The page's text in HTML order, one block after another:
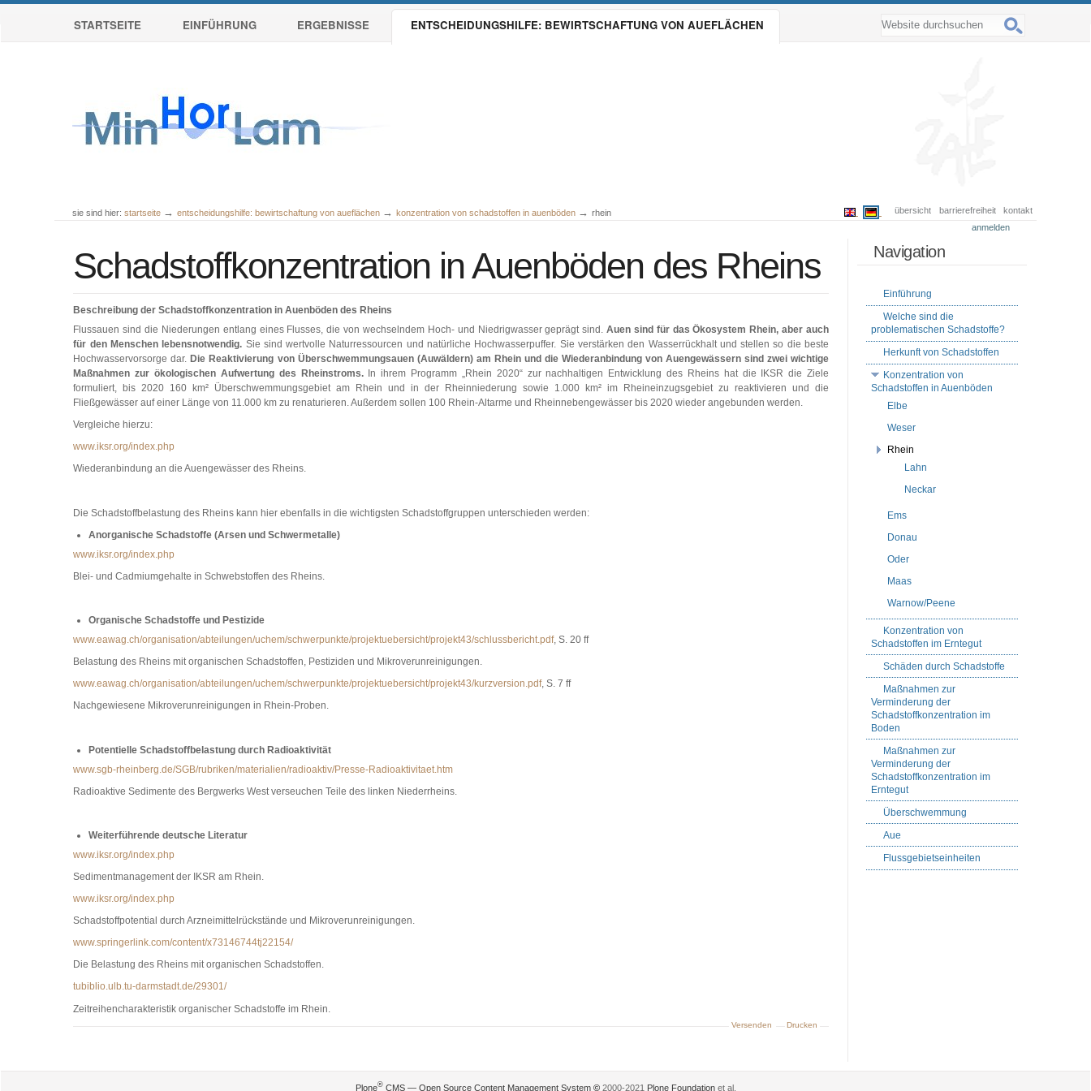
Direkt
website durchsuchen
STARTSEITE EINFÜHRUNG ERGEBNISSE ENTSCHEIDUNGSHILFE: BEWIRTSCHAFTUNG VON AUEFLÄCHEN
übersicht barrierefreiheit kontakt
sie sind hier: startseite →entscheidungshilfe: bewirtschaftung von aueflächen →konzentration von schadstoffen in auenböden →rhein
anmelden
Schadstoffkonzentration in Auenböden des Rheins
Beschreibung der Schadstoffkonzentration in Auenböden des Rheins
Flussauen sind die Niederungen entlang eines Flusses, die von wechselndem Hoch- und Niedrigwasser geprägt sind.Auen sind für das Ökosystem Rhein, aber auch
für den Menschen lebensnotwendig. Sie sind wertvolle Naturressourcen und natürliche Hochwasserpuffer. Sie verstärken den Wasserrückhalt und stellen so die beste
Hochwasservorsorge dar. Die Reaktivierung von Überschwemmungsauen (Auwäldern) am Rhein und die Wiederanbindung von Auengewässern sind zwei wichtige
Maßnahmen zur ökologischen Aufwertung des Rheinstroms.In ihrem Programm „Rhein 2020“ zur nachhaltigen Entwicklung des Rheins hat die IKSR die Ziele
formuliert, bis 2020 160 km² Überschwemmungsgebiet am Rhein und in der Rheinniederung sowie 1.000 km² im Rheineinzugsgebiet zu reaktivieren und die
Fließgewässer auf einer Länge von 11.000 km zu renaturieren. Außerdem sollen 100 Rhein-Altarme und Rheinnebengewässer bis 2020 wieder angebunden werden.
Vergleiche hierzu:
www.iksr.org/index.php
Wiederanbindung an die Auengewässer des Rheins.
Die Schadstoffbelastung des Rheins kann hier ebenfalls in die wichtigsten Schadstoffgruppen unterschieden werden:
Anorganische Schadstoffe (Arsen und Schwermetalle)
www.iksr.org/index.php
Blei- und Cadmiumgehalte in Schwebstoffen des Rheins.
Organische Schadstoffe und Pestizide
www.eawag.ch/organisation/abteilungen/uchem/schwerpunkte/projektuebersicht/projekt43/schlussbericht.pdf, S. 20 ff
Belastung des Rheins mit organischen Schadstoffen, Pestiziden und Mikroverunreinigungen.
www.eawag.ch/organisation/abteilungen/uchem/schwerpunkte/projektuebersicht/projekt43/kurzversion.pdf, S. 7 ff
Nachgewiesene Mikroverunreinigungen in Rhein-Proben.
Potentielle Schadstoffbelastung durch Radioaktivität
www.sgb-rheinberg.de/SGB/rubriken/materialien/radioaktiv/Presse-Radioaktivitaet.htm
Radioaktive Sedimente des Bergwerks West verseuchen Teile des linken Niederrheins.
Weiterführende deutsche Literatur
www.iksr.org/index.php
Sedimentmanagement der IKSR am Rhein.
www.iksr.org/index.php
Schadstoffpotential durch Arzneimittelrückstände und Mikroverunreinigungen.
www.springerlink.com/content/x73146744tj22154/
Die Belastung des Rheins mit organischen Schadstoffen.
tubiblio.ulb.tu-darmstadt.de/29301/
Zeitreihencharakteristik organischer Schadstoffe im Rhein.
Versenden Drucken
Navigation
Einführung
Welche sind die
problematischen Schadstoffe?
Herkunft von Schadstoffen
Konzentration von
Schadstoffen in Auenböden
Elbe
Weser
Rhein
Lahn
Neckar
Ems
Donau
Oder
Maas
Warnow/Peene
Konzentration von
Schadstoffen im Erntegut
Schäden durch Schadstoffe
Maßnahmen zur
Verminderung der
Schadstoffkonzentration im
Boden
Maßnahmen zur
Verminderung der
Schadstoffkonzentration im
Erntegut
Überschwemmung
Aue
Flussgebietseinheiten
Plone®CMS — Open Source Content Management System ©2000-2021 Plone Foundationet al.